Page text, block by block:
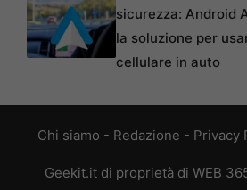
sicurezza: Android
la soluzione per
cellulare in auto
Chi siamo - Redazione - Privacy
Geekit.it di proprietà di WEB